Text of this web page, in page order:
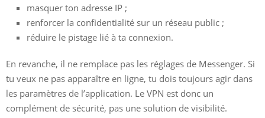
masquer ton adresse IP ;
renforcer la confidentialité sur un réseau public ;
réduire le pistage lié à ta connexion.
En revanche, il ne remplace pas les réglages de Messenger. Si
tu veux ne pas apparaître en ligne, tu dois toujours agir dans
les paramètres de l’application. Le VPN est donc un
complément de sécurité, pas une solution de visibilité.